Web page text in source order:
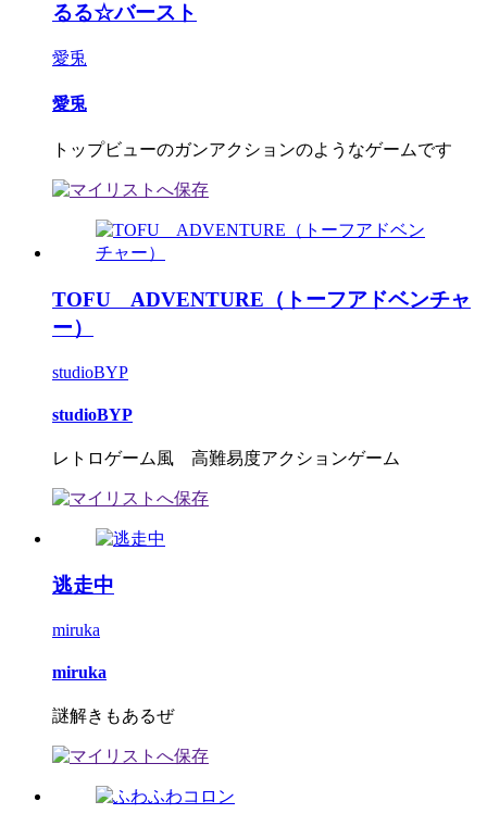
るる☆バースト
愛兎
愛兎
トップビューのガンアクションのようなゲームです
TOFU ADVENTURE（トーフアドベンチャ
ー）
studioBYP
studioBYP
レトロゲーム風 高難易度アクションゲーム
逃走中
miruka
miruka
謎解きもあるぜ